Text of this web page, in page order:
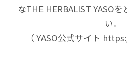
なTHE HERBALIST YASO
い。
（ YASO公式サイト